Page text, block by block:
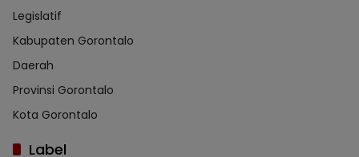
Legislatif
Kabupaten Gorontalo
Daerah
Provinsi Gorontalo
Kota Gorontalo
Label